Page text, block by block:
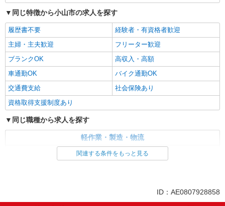
同じ特徴から小山市の求人を探す
履歴書不要
経験者・有資格者歓迎
主婦・主夫歓迎
フリーター歓迎
ブランクOK
高収入・高額
車通勤OK
バイク通勤OK
交通費支給
社会保険あり
資格取得支援制度あり
同じ職種から求人を探す
軽作業・製造・物流
社会保険あり
関連する条件をもっと見る
ID：AE0807928858